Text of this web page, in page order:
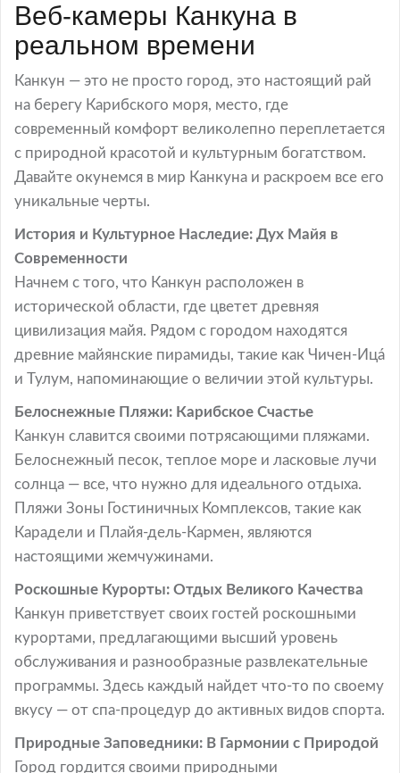
Веб-камеры Канкуна в
реальном времени
Канкун — это не просто город, это настоящий рай
на берегу Карибского моря, место, где
современный комфорт великолепно переплетается
с природной красотой и культурным богатством.
Давайте окунемся в мир Канкуна и раскроем все его
уникальные черты.
История и Культурное Наследие: Дух Майя в
Современности
Начнем с того, что Канкун расположен в
исторической области, где цветет древняя
цивилизация майя. Рядом с городом находятся
древние майянские пирамиды, такие как Чичен-Ицá
и Тулум, напоминающие о величии этой культуры.
Белоснежные Пляжи: Карибское Счастье
Канкун славится своими потрясающими пляжами.
Белоснежный песок, теплое море и ласковые лучи
солнца — все, что нужно для идеального отдыха.
Пляжи Зоны Гостиничных Комплексов, такие как
Карадели и Плайя-дель-Кармен, являются
настоящими жемчужинами.
Роскошные Курорты: Отдых Великого Качества
Канкун приветствует своих гостей роскошными
курортами, предлагающими высший уровень
обслуживания и разнообразные развлекательные
программы. Здесь каждый найдет что-то по своему
вкусу — от спа-процедур до активных видов спорта.
Природные Заповедники: В Гармонии с Природой
Город гордится своими природными